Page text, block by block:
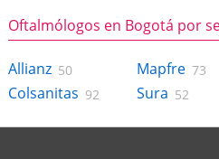
Oftalmólogos en Bogotá por
Allianz 50
Colsanitas 92
Mapfre 73
Sura 52